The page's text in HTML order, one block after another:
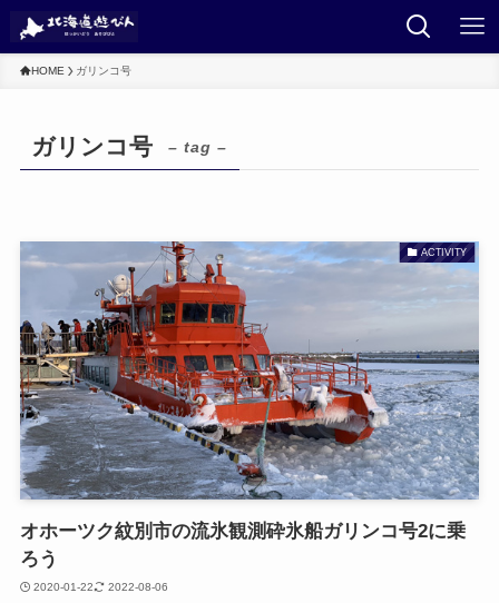
HOME ガリンコ号
ガリンコ号 – tag –
ACTIVITY
オホーツク紋別市の流氷観測砕氷船ガリンコ号2に乗
ろう
2020-01-22 2022-08-06